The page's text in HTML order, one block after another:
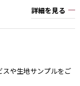
詳細を見る
や生地サンプルをご